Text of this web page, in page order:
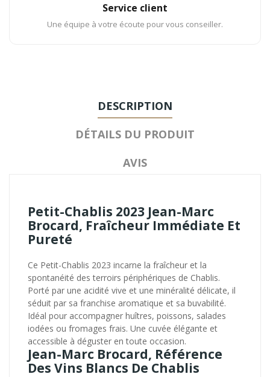
Service client
Une équipe à votre écoute pour vous conseiller.
DESCRIPTION
DÉTAILS DU PRODUIT
AVIS
Petit-Chablis 2023 Jean-Marc
Brocard, Fraîcheur Immédiate Et
Pureté
Ce Petit-Chablis 2023 incarne la fraîcheur et la
spontanéité des terroirs périphériques de Chablis.
Porté par une acidité vive et une minéralité délicate, il
séduit par sa franchise aromatique et sa buvabilité.
Idéal pour accompagner huîtres, poissons, salades
iodées ou fromages frais. Une cuvée élégante et
accessible à déguster en toute occasion.
Jean-Marc Brocard, Référence
Des Vins Blancs De Chablis